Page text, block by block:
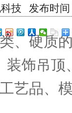
技 发布时间
、硬质
装饰吊顶
艺品、